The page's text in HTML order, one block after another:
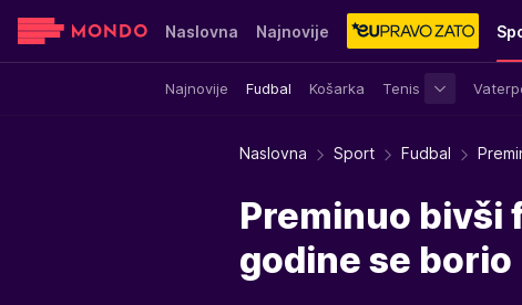
Naslovna Najnovije
Najnovije Fudbal Košarka Tenis
Sensa Stvar ukusa Yumama
Naslovna Sport Fudbal
Preminuo bivši
godine se